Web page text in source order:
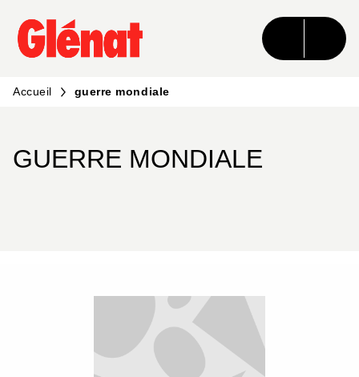
MENU RECHERCHE CONTENU
PIED DE PAGE
Accueil guerre mondiale
GUERRE MONDIALE